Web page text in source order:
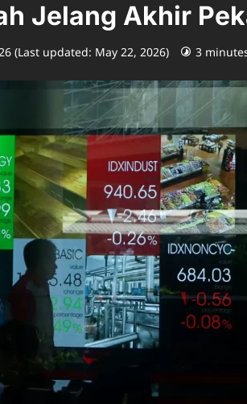
Jelang Akhir
(Last updated: May 22, 2026) 3